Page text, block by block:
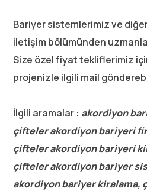
Bariyer sistemlerimiz ve
iletişim bölümünden
Size özel fiyat tekliflerimiz
projenizle ilgili mail
İlgili aramalar : akordiyon
çifteler akordiyon bariyeri
çifteler akordiyon bariyeri
çifteler akordiyon bariyer
akordiyon bariyer kiralama,